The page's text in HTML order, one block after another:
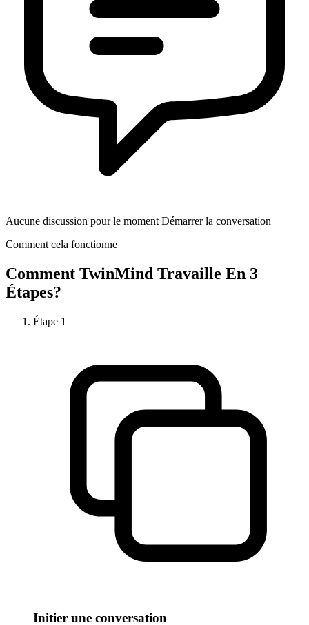
Aucune discussion pour le moment Démarrer la conversation
Comment cela fonctionne
Comment TwinMind Travaille En 3
Étapes?
Étape 1
Initier une conversation